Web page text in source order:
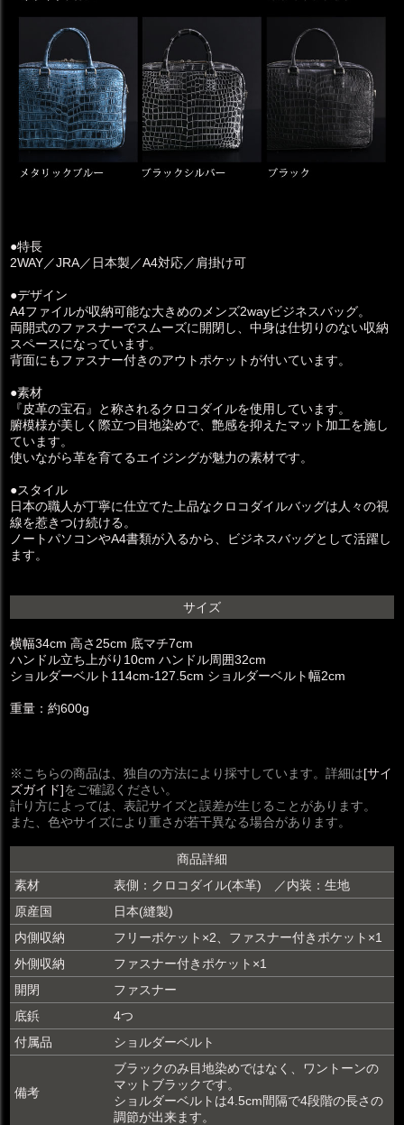
●特長
2WAY／JRA／日本製／A4対応／肩掛け可
●デザイン
A4ファイルが収納可能な大きめのメンズ2wayビジネスバッグ。
両開式のファスナーでスムーズに開閉し、中身は仕切りのない収納
スペースになっています。
背面にもファスナー付きのアウトポケットが付いています。
●素材
『皮革の宝石』と称されるクロコダイルを使用しています。
腑模様が美しく際立つ目地染めで、艶感を抑えたマット加工を施し
ています。
使いながら革を育てるエイジングが魅力の素材です。
●スタイル
日本の職人が丁寧に仕立てた上品なクロコダイルバッグは人々の視
線を惹きつけ続ける。
ノートパソコンやA4書類が入るから、ビジネスバッグとして活躍し
ます。
サイズ
横幅34cm 高さ25cm 底マチ7cm
ハンドル立ち上がり10cm ハンドル周囲32cm
ショルダーベルト114cm-127.5cm ショルダーベルト幅2cm
重量：約600g
※こちらの商品は、独自の方法により採寸しています。詳細は[サイ
ズガイド]をご確認ください。
計り方によっては、表記サイズと誤差が生じることがあります。
また、色やサイズにより重さが若干異なる場合があります。
商品詳細
素材
表側：クロコダイル(本革) ／内装：生地
原産国
日本(縫製)
内側収納
フリーポケット×2、ファスナー付きポケット×1
外側収納
ファスナー付きポケット×1
開閉
ファスナー
底鋲
4つ
付属品
ショルダーベルト
備考
ブラックのみ目地染めではなく、ワントーンの
マットブラックです。
ショルダーベルトは4.5cm間隔で4段階の長さの
調節が出来ます。